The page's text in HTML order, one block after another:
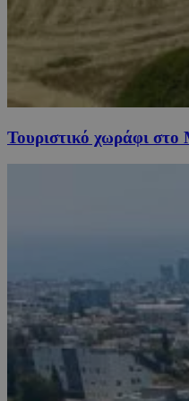
Τουριστικό χωράφι